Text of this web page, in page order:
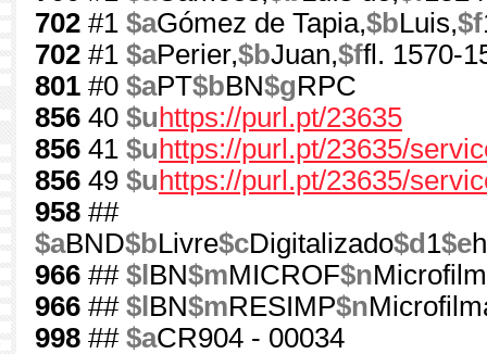
702 #1 $aGómez de Tapia,$bLuis,$f
702 #1 $aPerier,$bJuan,$ffl. 1570-
801 #0 $aPT$bBN$gRPC
856 40 $u https://purl.pt/23635
856 41 $u https://purl.pt/23635/
856 49 $u https://purl.pt/23635/
958 ##
$aBND$bLivre$cDigitalizado$d 1$e
966 ## $l BN$mMICROF$n
966 ## $l BN$mRESIMP$n
998 ## $aCR904 - 00034